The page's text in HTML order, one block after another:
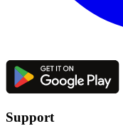
Support